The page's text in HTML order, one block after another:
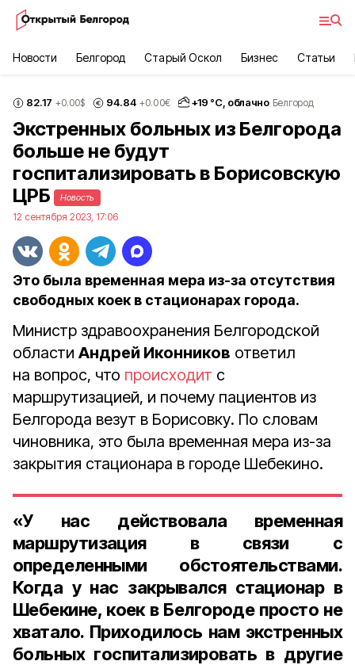
Новости Белгород Старый Оскол Бизнес Статьи
82.17 +0.00$ 94.84 +0.00€ +19 °С, облачно Белгород
Экстренных больных из Белгорода
больше не будут
госпитализировать в Борисовскую
ЦРБ
Новость
12 сентября 2023, 17:06
Это была временная мера из-за отсутствия
свободных коек в стационарах города.
Министр здравоохранения Белгородской
области Андрей Иконников ответил
на вопрос, что происходит с
маршрутизацией, и почему пациентов из
Белгорода везут в Борисовку. По словам
чиновника, это была временная мера из-за
закрытия стационара в городе Шебекино.
«У нас действовала временная
маршрутизация в связи с
определенными обстоятельствами.
Когда у нас закрывался стационар в
Шебекине, коек в Белгороде просто не
хватало. Приходилось нам экстренных
больных госпитализировать в другие